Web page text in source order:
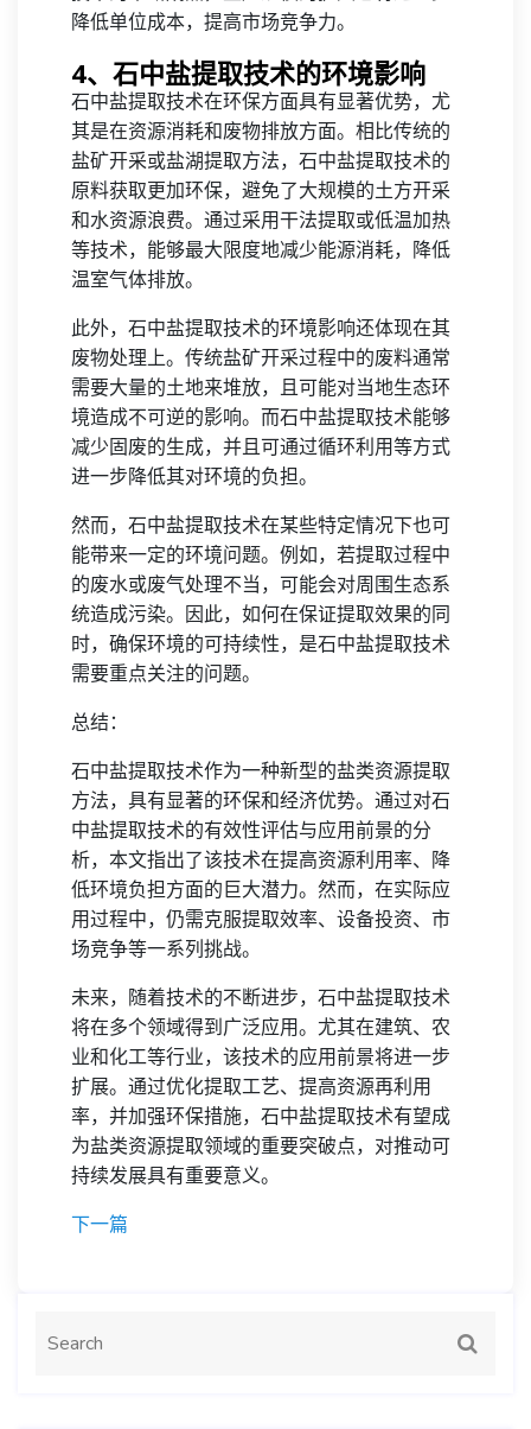
降低单位成本，提高市场竞争力。
4、石中盐提取技术的环境影响
石中盐提取技术在环保方面具有显著优势，尤
其是在资源消耗和废物排放方面。相比传统的
盐矿开采或盐湖提取方法，石中盐提取技术的
原料获取更加环保，避免了大规模的土方开采
和水资源浪费。通过采用干法提取或低温加热
等技术，能够最大限度地减少能源消耗，降低
温室气体排放。
此外，石中盐提取技术的环境影响还体现在其
废物处理上。传统盐矿开采过程中的废料通常
需要大量的土地来堆放，且可能对当地生态环
境造成不可逆的影响。而石中盐提取技术能够
减少固废的生成，并且可通过循环利用等方式
进一步降低其对环境的负担。
然而，石中盐提取技术在某些特定情况下也可
能带来一定的环境问题。例如，若提取过程中
的废水或废气处理不当，可能会对周围生态系
统造成污染。因此，如何在保证提取效果的同
时，确保环境的可持续性，是石中盐提取技术
需要重点关注的问题。
总结：
石中盐提取技术作为一种新型的盐类资源提取
方法，具有显著的环保和经济优势。通过对石
中盐提取技术的有效性评估与应用前景的分
析，本文指出了该技术在提高资源利用率、降
低环境负担方面的巨大潜力。然而，在实际应
用过程中，仍需克服提取效率、设备投资、市
场竞争等一系列挑战。
未来，随着技术的不断进步，石中盐提取技术
将在多个领域得到广泛应用。尤其在建筑、农
业和化工等行业，该技术的应用前景将进一步
扩展。通过优化提取工艺、提高资源再利用
率，并加强环保措施，石中盐提取技术有望成
为盐类资源提取领域的重要突破点，对推动可
持续发展具有重要意义。
下一篇